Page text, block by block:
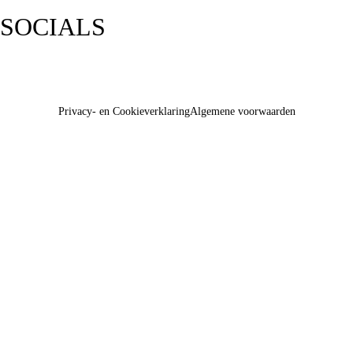
SOCIALS
Privacy- en CookieverklaringAlgemene voorwaarden